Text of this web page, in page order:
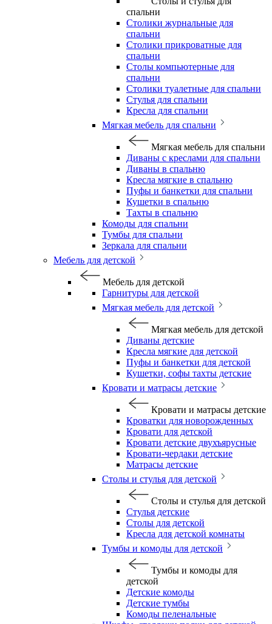
спальни
Столики журнальные для
спальни
Столики прикроватные для
спальни
Столы компьютерные для
спальни
Столики туалетные для спальни
Стулья для спальни
Кресла для спальни
Мягкая мебель для спальни
Мягкая мебель для спальни
Диваны с креслами для спальни
Диваны в спальню
Кресла мягкие в спальню
Пуфы и банкетки для спальни
Кушетки в спальню
Тахты в спальню
Комоды для спальни
Тумбы для спальни
Зеркала для спальни
Мебель для детской
Мебель для детской
Гарнитуры для детской
Мягкая мебель для детской
Мягкая мебель для детской
Диваны детские
Кресла мягкие для детской
Пуфы и банкетки для детской
Кушетки, софы тахты детские
Кровати и матрасы детские
Кровати и матрасы детские
Кроватки для новорожденных
Кровати для детской
Кровати детские двухъярусные
Кровати-чердаки детские
Матрасы детские
Столы и стулья для детской
Столы и стулья для детской
Стулья детские
Столы для детской
Кресла для детской комнаты
Тумбы и комоды для детской
Тумбы и комоды для
детской
Детские комоды
Детские тумбы
Комоды пеленальные